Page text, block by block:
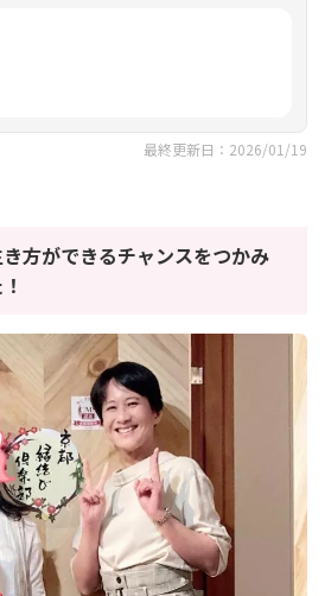
最終更新日：2026/01/19
方ができるチャンスをつかみ